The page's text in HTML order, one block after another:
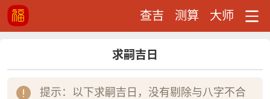
查吉 测算 大师
求嗣吉日
提示：以下求嗣吉日，没有剔除与八字不合